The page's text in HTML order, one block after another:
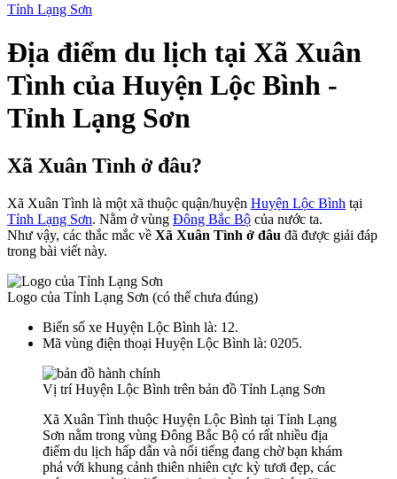
Tỉnh Lạng Sơn
Địa điểm du lịch tại Xã Xuân
Tình của Huyện Lộc Bình -
Tỉnh Lạng Sơn
Xã Xuân Tình ở đâu?
Xã Xuân Tình là một xã thuộc quận/huyện Huyện Lộc Bình tại
Tỉnh Lạng Sơn. Nằm ở vùng Đông Bắc Bộ của nước ta.
Như vậy, các thắc mắc về Xã Xuân Tình ở đâu đã được giải đáp
trong bài viết này.
Logo của Tỉnh Lạng Sơn (có thể chưa đúng)
Biển số xe Huyện Lộc Bình là: 12.
Mã vùng điện thoại Huyện Lộc Bình là: 0205.
Vị trí Huyện Lộc Bình trên bản đồ Tỉnh Lạng Sơn
Xã Xuân Tình thuộc Huyện Lộc Bình tại Tỉnh Lạng
Sơn nằm trong vùng Đông Bắc Bộ có rất nhiều địa
điểm du lịch hấp dẫn và nổi tiếng đang chờ bạn khám
phá với khung cảnh thiên nhiên cực kỳ tươi đẹp, các